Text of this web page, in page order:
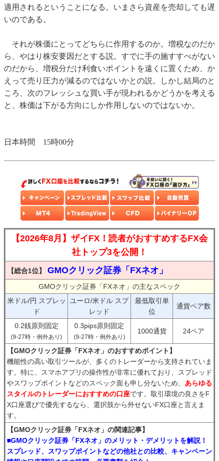
適用されるということになる。いまさら資産を売却しても遅
いのである。
それが株価にとってどちらに作用するのか。増税なのだか
ら、やはり株安要因だとする説。すでに手の施すすべがない
のだから、増税分だけ利食いポイントを遠くに置くため、か
えって売り圧力が減るのではないかとの説。しかし結局のと
ころ、次のフレッシュな買い手が現われるかどうかを考える
と、株価は下がる方向にしか作用しないのではないか。
日本時間 15時00分
【2026年8月】ザイFX！読者がおすすめするFX会
社トップ3を公開！
【総合1位】 GMOクリック証券「FXネオ」
GMOクリック証券「FXネオ」の主なスペック
米ドル/円 スプレッ
ド
ユーロ/米ドル スプ
レッド
最低取引単
位
通貨ペア数
0.2銭原則固定
(9-27時・例外あり)
0.3pips原則固定
(9-27時・例外あり)
1000通貨 24ペア
【GMOクリック証券「FXネオ」のおすすめポイント】
機能性の高い取引ツールが、多くのトレーダーから支持されていま
す。特に、スマホアプリの操作性が非常に優れており、スプレッド
やスワップポイントなどのスペック面も申し分ないため、 あらゆる
スタイルのトレーダーにおすすめの口座です。取引環境の良さをF
X口座選びで優先するなら、選択肢から外せないFX口座と言えま
す。
【GMOクリック証券「FXネオ」の関連記事】
■GMOクリック証券「FXネオ」のメリット・デメリットを解説！
スプレッド、スワップポイントなどの他社との比較、キャンペーン